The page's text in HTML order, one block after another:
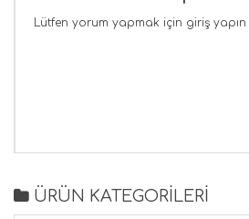
Lütfen yorum yapmak için giriş yapın
ÜRÜN KATEGORİLERİ